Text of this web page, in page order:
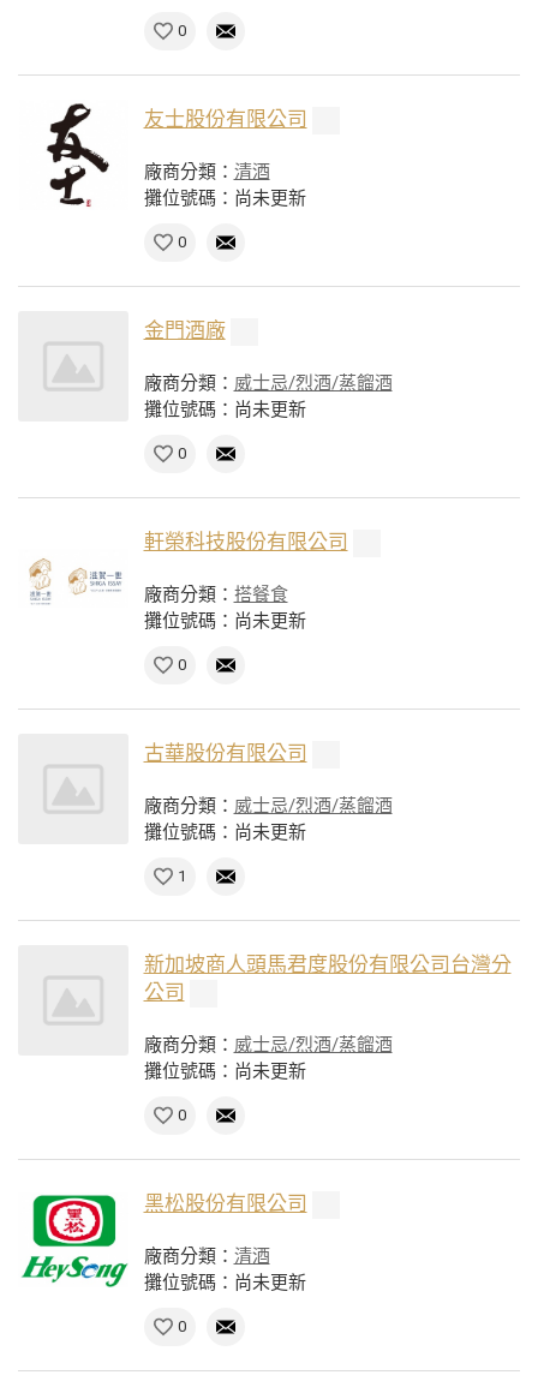
0
友士股份有限公司
廠商分類： 清酒
攤位號碼：尚未更新
0
金門酒廠
廠商分類： 威士忌/烈酒/蒸餾酒
攤位號碼：尚未更新
0
軒榮科技股份有限公司
廠商分類： 搭餐食
攤位號碼：尚未更新
0
古華股份有限公司
廠商分類： 威士忌/烈酒/蒸餾酒
攤位號碼：尚未更新
1
新加坡商人頭馬君度股份有限公司台灣分
公司
廠商分類： 威士忌/烈酒/蒸餾酒
攤位號碼：尚未更新
0
黑松股份有限公司
廠商分類： 清酒
攤位號碼：尚未更新
0